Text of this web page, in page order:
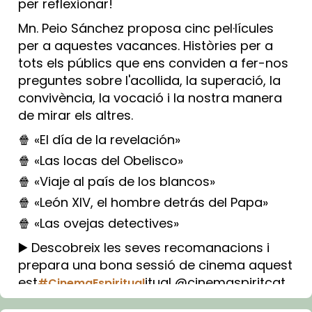
per reflexionar!
Mn. Peio Sánchez proposa cinc pel·lícules
per a aquestes vacances. Històries per a
tots els públics que ens conviden a fer-nos
preguntes sobre l'acollida, la superació, la
convivència, la vocació i la nostra manera
de mirar els altres.
🍿 «El día de la revelación»
🍿 «Las locas del Obelisco»
🍿 «Viaje al país de los blancos»
🍿 «León XIV, el hombre detrás del Papa»
🍿 «Las ovejas detectives»
▶️ Descobreix les seves recomanacions i
prepara una bona sessió de cinema aquest
est#CinemaEspiritualitual @cinemaspiritcat
Imatge: Generada amb IA (OpenAI)